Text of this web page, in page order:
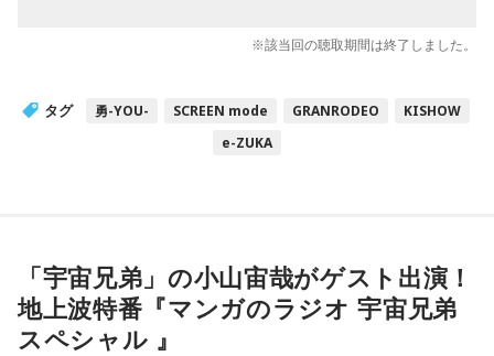
※該当回の聴取期間は終了しました。
タグ 勇-YOU- SCREEN mode GRANRODEO
KISHOW
e-ZUKA
「宇宙兄弟」の小山宙哉がゲスト出演！
地上波特番『マンガのラジオ 宇宙兄弟
スペシャル 』